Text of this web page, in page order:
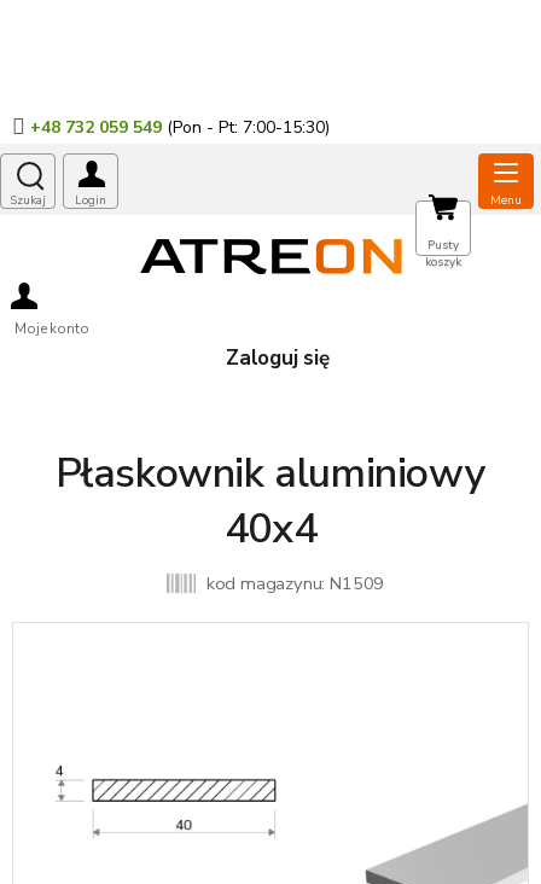
+48 732 059 549
Moje konto
Zaloguj się
KOSZYK
Pusty
koszyk
Płaskownik aluminiowy
40x4
kod magazynu: N1509